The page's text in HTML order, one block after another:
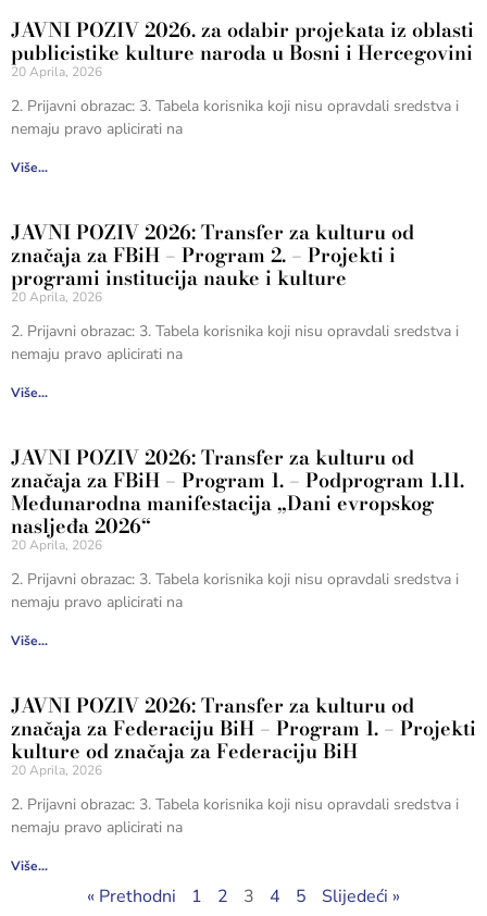
JAVNI POZIV 2026. za odabir projekata iz oblasti
publicistike kulture naroda u Bosni i Hercegovini
20 Aprila, 2026
2. Prijavni obrazac: 3. Tabela korisnika koji nisu opravdali sredstva i
nemaju pravo aplicirati na
Više...
JAVNI POZIV 2026: Transfer za kulturu od
značaja za FBiH – Program 2. – Projekti i
programi institucija nauke i kulture
20 Aprila, 2026
2. Prijavni obrazac: 3. Tabela korisnika koji nisu opravdali sredstva i
nemaju pravo aplicirati na
Više...
JAVNI POZIV 2026: Transfer za kulturu od
značaja za FBiH – Program 1. – Podprogram 1.11.
Međunarodna manifestacija „Dani evropskog
nasljeđa 2026“
20 Aprila, 2026
2. Prijavni obrazac: 3. Tabela korisnika koji nisu opravdali sredstva i
nemaju pravo aplicirati na
Više...
JAVNI POZIV 2026: Transfer za kulturu od
značaja za Federaciju BiH – Program 1. – Projekti
kulture od značaja za Federaciju BiH
20 Aprila, 2026
2. Prijavni obrazac: 3. Tabela korisnika koji nisu opravdali sredstva i
nemaju pravo aplicirati na
Više...
« Prethodni 1 2 3 4 5 Slijedeći »